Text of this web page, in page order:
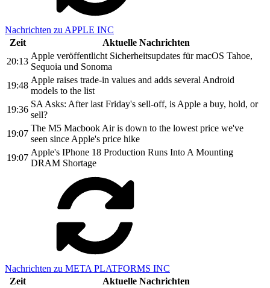
Nachrichten zu APPLE INC
Zeit
Aktuelle Nachrichten
20:13
Apple veröffentlicht Sicherheitsupdates für macOS Tahoe,
Sequoia und Sonoma
19:48
Apple raises trade-in values and adds several Android
models to the list
19:36
SA Asks: After last Friday's sell-off, is Apple a buy, hold, or
sell?
19:07
The M5 Macbook Air is down to the lowest price we've
seen since Apple's price hike
19:07
Apple's IPhone 18 Production Runs Into A Mounting
DRAM Shortage
Nachrichten zu META PLATFORMS INC
Zeit
Aktuelle Nachrichten